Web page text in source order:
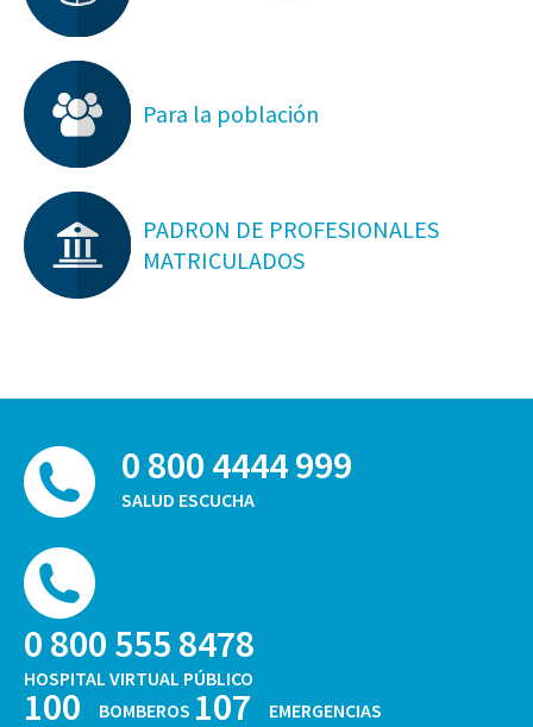
Para la población
PADRON DE PROFESIONALES
MATRICULADOS
0 800 4444 999
SALUD ESCUCHA
0 800 555 8478
HOSPITAL VIRTUAL PÚBLICO
100 BOMBEROS 107 EMERGENCIAS